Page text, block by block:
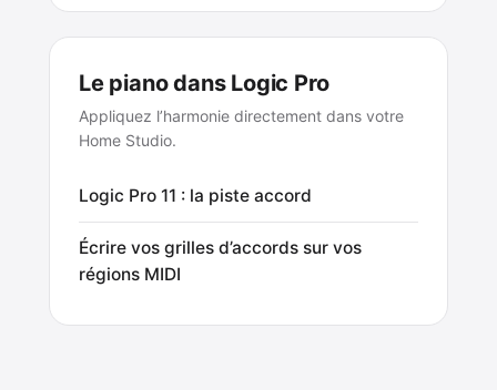
Le piano dans Logic Pro
Appliquez l’harmonie directement dans votre
Home Studio.
Logic Pro 11 : la piste accord
Écrire vos grilles d’accords sur vos
régions MIDI